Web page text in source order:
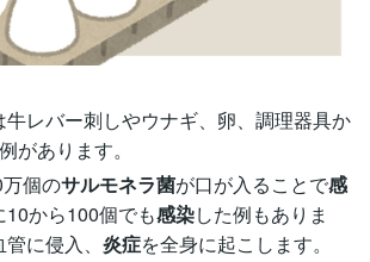
レバー刺しやウナギ、卵、調理器具か
があります。
個のサルモネラ菌が口が入ることで感
10から100個でも感染した例もありま
に侵入、 炎症を全身に起こします。